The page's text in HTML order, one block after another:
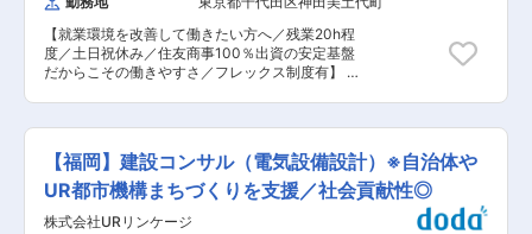
え、環境設計・省エネ性能評価との連携による、
エネルギー効率の向上、積極的な自然エネルギー
利用、温熱負荷の軽減といった、環境的かつ快適
な建築計画の実現に向けた設備設計を目指してい
ます。 ・わからないことがあった場合は、積極的
に同僚や先輩社員に聞いて解決していくスタイル
務しておりますので、わらないことはどんどん聞
ける環境です。 ■案件について 【鉄骨系】マン
ション、店舗、オフィス、工場、倉庫 【RC系】
マンション、店舗 【木造】一戸建て住宅、アパー
【就業環境を改善して働きたい方へ／残業20h程
度／土日祝休み／住友商事100％出資の安定基盤
だからこその働きやすさ／フレックス制度有】 ■
犬施設）の、品質管理業務をお任せいたします。
施主側の立場で以下の業務にあたっていただきま
す。 ＜詳細＞ （1） 新築マンション等の計画に関
する設備設計上のアドバイス （2） 新築マンショ
ン等の査図業務 （3） 施主の立場での設計者・施
工者への品質管理のための指示 （4）建物の中
【福岡】建設コンサル（電気設備設計）※自治体や
UR都市機構まちづくりを支援／社会貢献性◎
株式会社URリンケージ